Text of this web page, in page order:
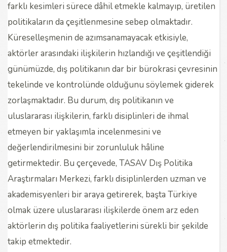
farklı kesimleri sürece dâhil etmekle kalmayıp, üretilen
politikaların da çeşitlenmesine sebep olmaktadır.
Küreselleşmenin de azımsanamayacak etkisiyle,
aktörler arasındaki ilişkilerin hızlandığı ve çeşitlendiği
günümüzde, dış politikanın dar bir bürokrasi çevresinin
tekelinde ve kontrolünde olduğunu söylemek giderek
zorlaşmaktadır. Bu durum, dış politikanın ve
uluslararası ilişkilerin, farklı disiplinleri de ihmal
etmeyen bir yaklaşımla incelenmesini ve
değerlendirilmesini bir zorunluluk hâline
getirmektedir. Bu çerçevede, TASAV Dış Politika
Araştırmaları Merkezi, farklı disiplinlerden uzman ve
akademisyenleri bir araya getirerek, başta Türkiye
olmak üzere uluslararası ilişkilerde önem arz eden
aktörlerin dış politika faaliyetlerini sürekli bir şekilde
takip etmektedir.